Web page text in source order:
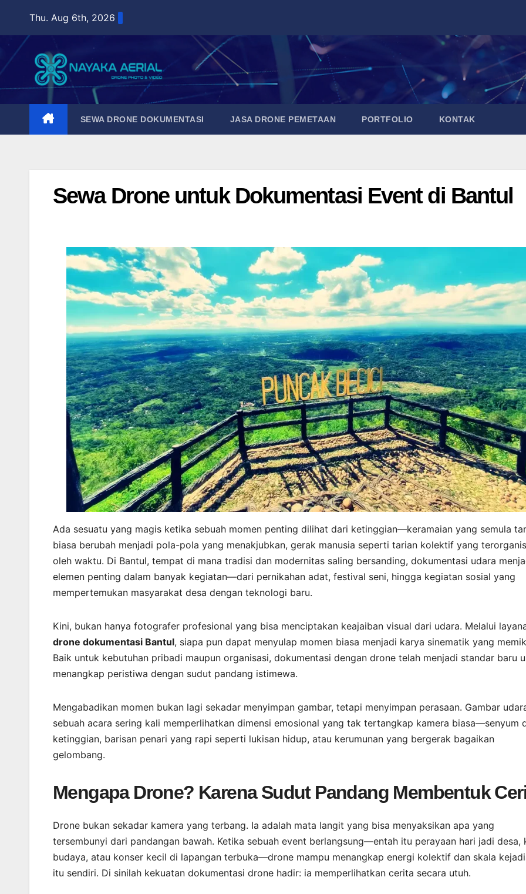
content
Thu. Aug 6th, 2026
SEWA DRONE DOKUMENTASI JASA DRONE PEMETAAN PORTFOLIO KONTAK
Sewa Drone untuk Dokumentasi Event di Bantul
Ada sesuatu yang magis ketika sebuah momen penting dilihat dari ketinggian—keramaian yang semula
biasa berubah menjadi pola-pola yang menakjubkan, gerak manusia seperti tarian kolektif yang
oleh waktu. Di Bantul, tempat di mana tradisi dan modernitas saling bersanding, dokumentasi udara
elemen penting dalam banyak kegiatan—dari pernikahan adat, festival seni, hingga kegiatan sosial yang
mempertemukan masyarakat desa dengan teknologi baru.
Kini, bukan hanya fotografer profesional yang bisa menciptakan keajaiban visual dari udara. Melalui
drone dokumentasi Bantul, siapa pun dapat menyulap momen biasa menjadi karya sinematik yang
Baik untuk kebutuhan pribadi maupun organisasi, dokumentasi dengan drone telah menjadi standar baru
menangkap peristiwa dengan sudut pandang istimewa.
Mengabadikan momen bukan lagi sekadar menyimpan gambar, tetapi menyimpan perasaan. Gambar
sebuah acara sering kali memperlihatkan dimensi emosional yang tak tertangkap kamera biasa—senyum
ketinggian, barisan penari yang rapi seperti lukisan hidup, atau kerumunan yang bergerak bagaikan
gelombang.
Mengapa Drone? Karena Sudut Pandang Membentuk
Drone bukan sekadar kamera yang terbang. Ia adalah mata langit yang bisa menyaksikan apa yang
tersembunyi dari pandangan bawah. Ketika sebuah event berlangsung—entah itu perayaan hari jadi desa,
budaya, atau konser kecil di lapangan terbuka—drone mampu menangkap energi kolektif dan skala
itu sendiri. Di sinilah kekuatan dokumentasi drone hadir: ia memperlihatkan cerita secara utuh.